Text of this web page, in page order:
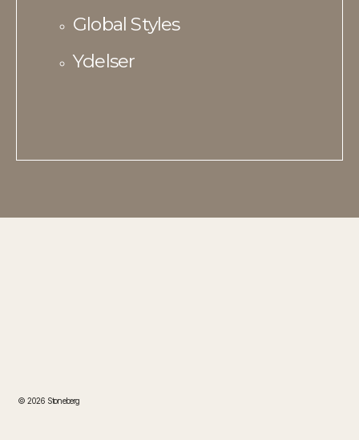
Global Styles
Ydelser
© 2026 Stoneberg